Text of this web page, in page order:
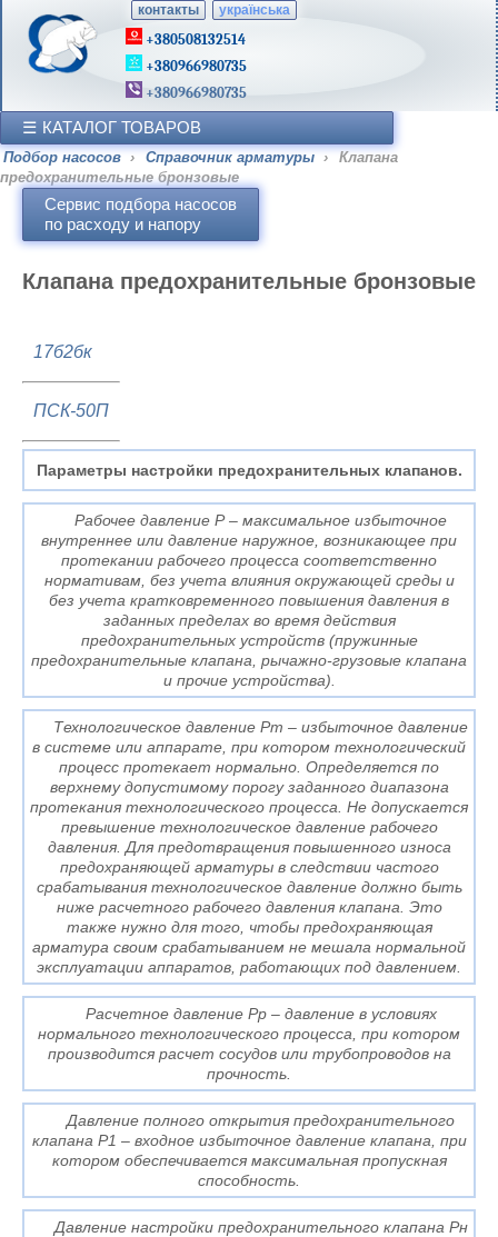
контакты українська
+380508132514
+380966980735
+380966980735
КАТАЛОГ ТОВАРОВ
Подбор насосов › Справочник арматуры ›
Клапана
предохранительные бронзовые
Сервис подбора насосов
по расходу и напору
Клапана предохранительные бронзовые
17б2бк
ПСК-50П
Параметры настройки предохранительных клапанов.
Рабочее давление Р – максимальное избыточное
внутреннее или давление наружное, возникающее при
протекании рабочего процесса соответственно
нормативам, без учета влияния окружающей среды и
без учета кратковременного повышения давления в
заданных пределах во время действия
предохранительных устройств (пружинные
предохранительные клапана, рычажно-грузовые клапана
и прочие устройства).
Технологическое давление Рт – избыточное давление
в системе или аппарате, при котором технологический
процесс протекает нормально. Определяется по
верхнему допустимому порогу заданного диапазона
протекания технологического процесса. Не допускается
превышение технологическое давление рабочего
давления. Для предотвращения повышенного износа
предохраняющей арматуры в следствии частого
срабатывания технологическое давление должно быть
ниже расчетного рабочего давления клапана. Это
также нужно для того, чтобы предохраняющая
арматура своим срабатыванием не мешала нормальной
эксплуатации аппаратов, работающих под давлением.
Расчетное давление Рр – давление в условиях
нормального технологического процесса, при котором
производится расчет сосудов или трубопроводов на
прочность.
Давление полного открытия предохранительного
клапана P1 – входное избыточное давление клапана, при
котором обеспечивается максимальная пропускная
способность.
Давление настройки предохранительного клапана Рн